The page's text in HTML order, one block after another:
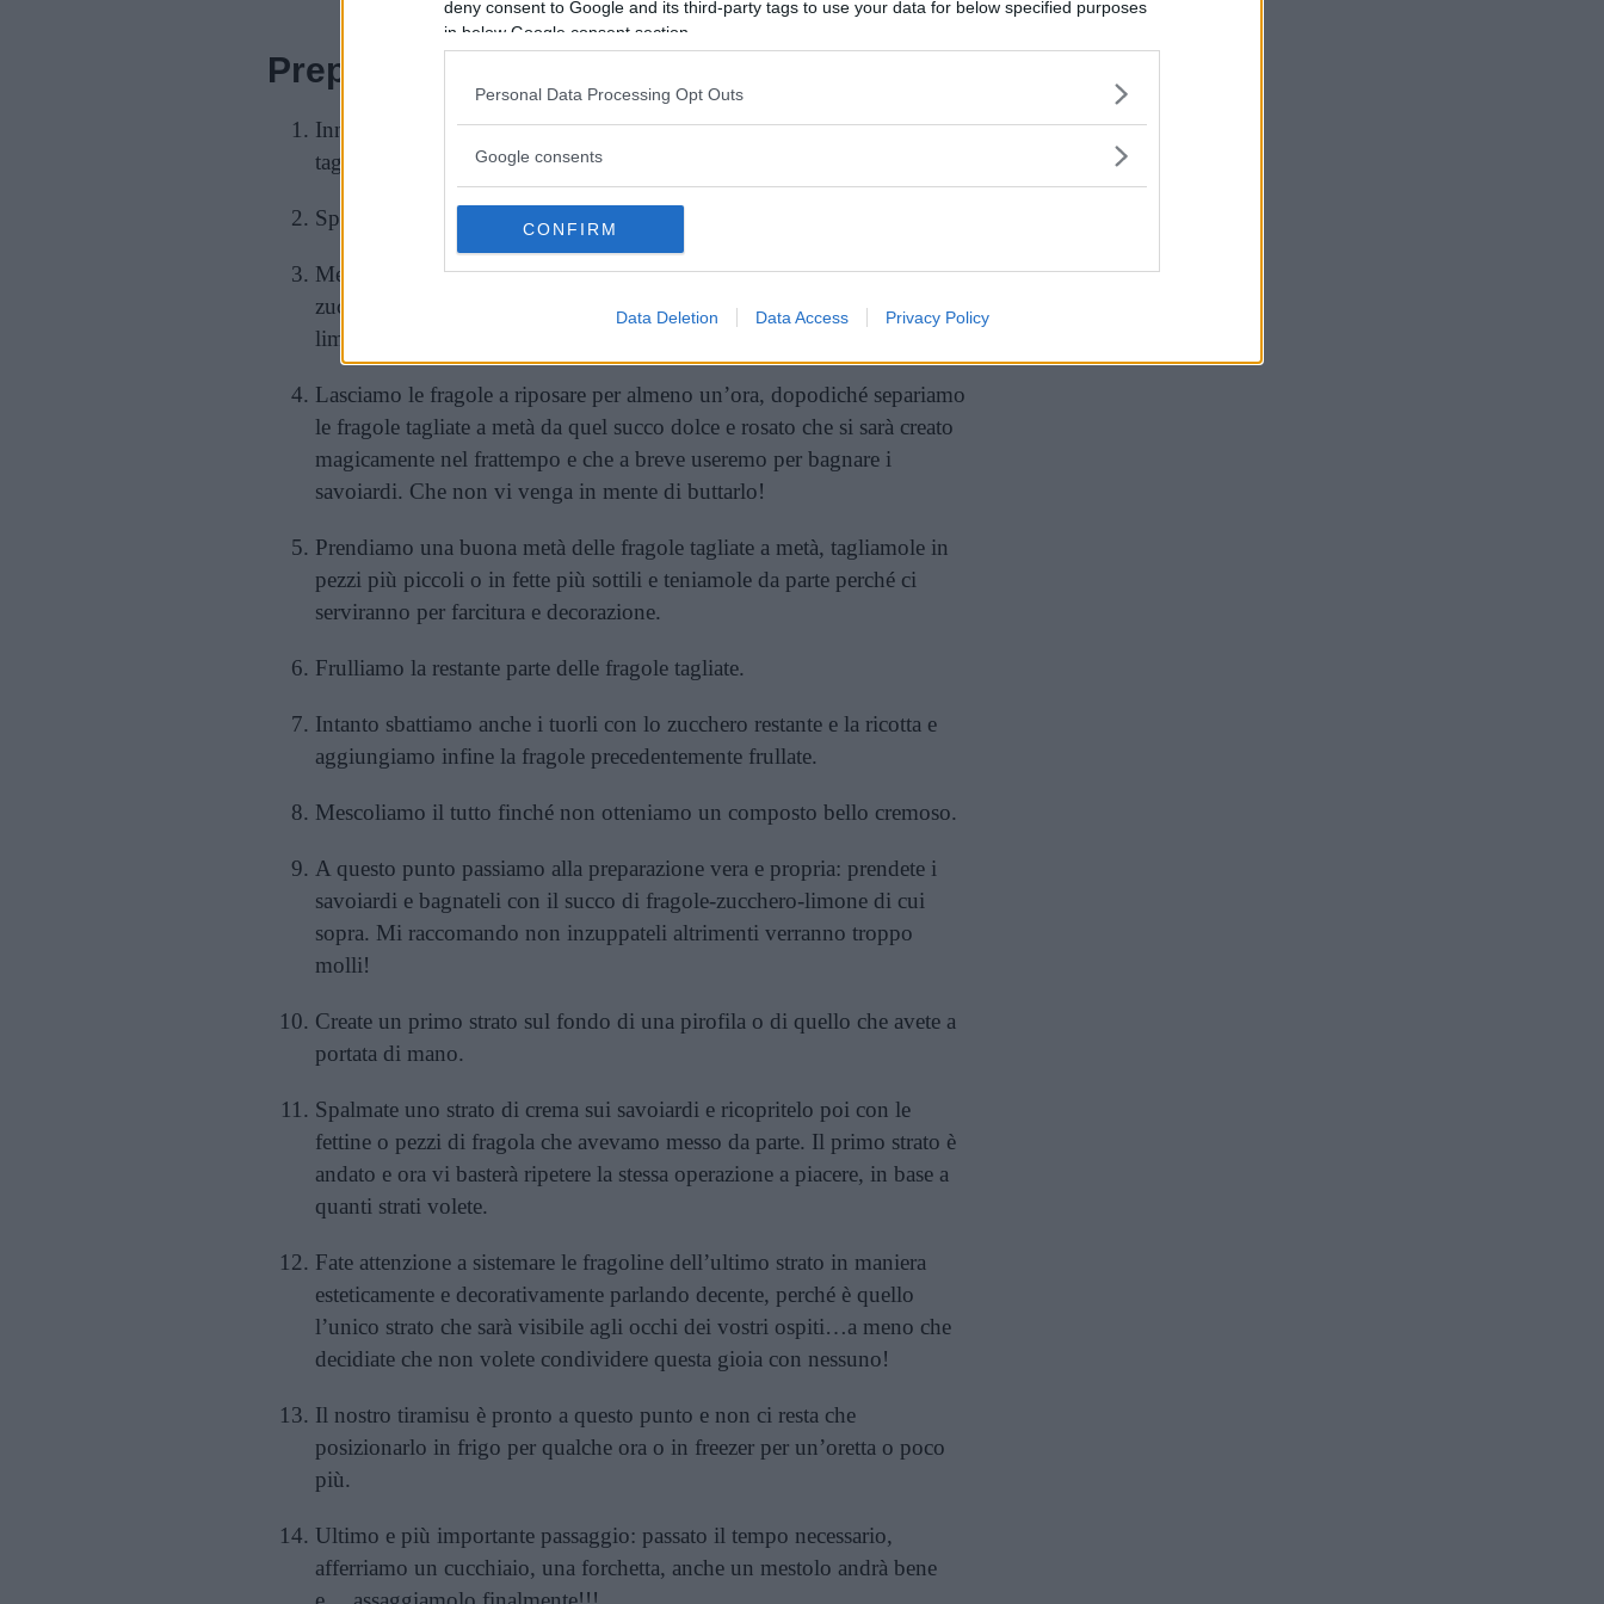
deny consent to Google and its third-party tags to use your data for below specified purposes
in below Google consent section.
Personal Data Processing Opt Outs
Google consents
CONFIRM
Data Deletion Data Access Privacy Policy
Preparazione
Innanzitutto laviamo per bene le fragole, togliamo la parte verde e
tagliamole a metà.
Spremiamo il limone e ne teniamo da parte il succo.
Mettiamo le fragole a macerare in acqua con 2-3 cucchiai grandi di
zucchero e il succo del limone (e se volete anche uno spruzzo di
limoncello, ma non esagerate!).
Lasciamo le fragole a riposare per almeno un’ora, dopodiché separiamo
le fragole tagliate a metà da quel succo dolce e rosato che si sarà creato
magicamente nel frattempo e che a breve useremo per bagnare i
savoiardi. Che non vi venga in mente di buttarlo!
Prendiamo una buona metà delle fragole tagliate a metà, tagliamole in
pezzi più piccoli o in fette più sottili e teniamole da parte perché ci
serviranno per farcitura e decorazione.
Frulliamo la restante parte delle fragole tagliate.
Intanto sbattiamo anche i tuorli con lo zucchero restante e la ricotta e
aggiungiamo infine la fragole precedentemente frullate.
Mescoliamo il tutto finché non otteniamo un composto bello cremoso.
A questo punto passiamo alla preparazione vera e propria: prendete i
savoiardi e bagnateli con il succo di fragole-zucchero-limone di cui
sopra. Mi raccomando non inzuppateli altrimenti verranno troppo
molli!
Create un primo strato sul fondo di una pirofila o di quello che avete a
portata di mano.
Spalmate uno strato di crema sui savoiardi e ricopritelo poi con le
fettine o pezzi di fragola che avevamo messo da parte. Il primo strato è
andato e ora vi basterà ripetere la stessa operazione a piacere, in base a
quanti strati volete.
Fate attenzione a sistemare le fragoline dell’ultimo strato in maniera
esteticamente e decorativamente parlando decente, perché è quello
l’unico strato che sarà visibile agli occhi dei vostri ospiti…a meno che
decidiate che non volete condividere questa gioia con nessuno!
Il nostro tiramisu è pronto a questo punto e non ci resta che
posizionarlo in frigo per qualche ora o in freezer per un’oretta o poco
più.
Ultimo e più importante passaggio: passato il tempo necessario,
afferriamo un cucchiaio, una forchetta, anche un mestolo andrà bene